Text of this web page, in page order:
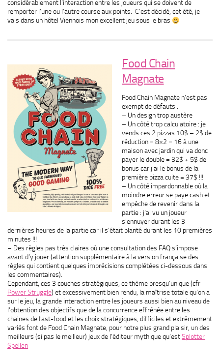
considérablement l’interaction entre les joueurs qui se doivent de
remporter l’une ou l’autre course aux points. C’est décidé, cet été, je
vais dans un hôtel Viennois mon excellent jeu sous le bras
Food Chain
Magnate
Food Chain Magnate n’est pas
exempt de défauts :
– Un design trop austère
– Un côté trop calculatoire : je
vends ces 2 pizzas 10$ – 2$ de
réduction = 8×2 = 16 à une
maison avec jardin qui va donc
payer le double = 32$ + 5$ de
bonus car j’ai le bonus de la
première pizza cuite = 37$ !!!
– Un côté impardonnable où la
moindre erreur se paye cash et
empêche de revenir dans la
partie : j’ai vu un joueur
s’ennuyer durant les 3
dernières heures de la partie car il s’était planté durant les 10 premières
minutes !!!
– Des règles pas très claires où une consultation des FAQ s’impose
avant d’y jouer (attention supplémentaire à la version française des
règles qui contient quelques imprécisions complétées ci-dessous dans
les commentaires).
Cependant, ces 3 couches stratégiques, ce thème presqu’unique (cfr
Power Struggle) et excessivement bien rendu, la maîtrise totale qu’on a
sur le jeu, la grande interaction entre les joueurs aussi bien au niveau de
l’obtention des objectifs que de la concurrence effrénée entre les
chaines de fast-food et les choix stratégiques, difficiles et extrêmement
variés font de Food Chain Magnate, pour notre plus grand plaisir, un des
meilleurs (si pas le meilleur) jeux de l’éditeur mythique qu’estSplotter
Spellen